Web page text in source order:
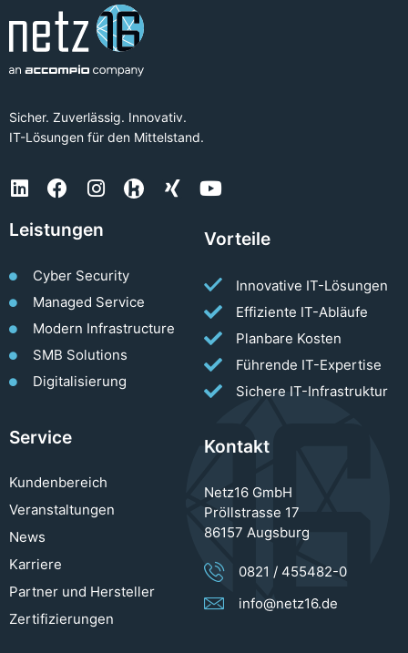
Sicher. Zuverlässig. Innovativ.
IT-Lösungen für den Mittelstand.
Leistungen
Cyber Security
Managed Service
Modern Infrastructure
SMB Solutions
Digitalisierung
Vorteile
Innovative IT-Lösungen
Effiziente IT-Abläufe
Planbare Kosten
Führende IT-Expertise
Sichere IT-Infrastruktur
Service
Kundenbereich
Veranstaltungen
News
Karriere
Partner und Hersteller
Zertifizierungen
Kontakt
Netz16 GmbH
Pröllstrasse 17
86157 Augsburg
0821 / 455482-0
info@netz16.de